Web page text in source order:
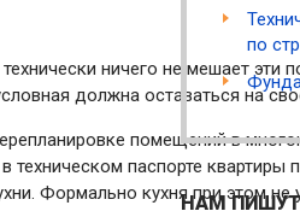
ничего не мешает эти
должна оставаться на
помещений в
паспорте квартиры
Формально кухня при этом не
по
НАМ ПИШУТ